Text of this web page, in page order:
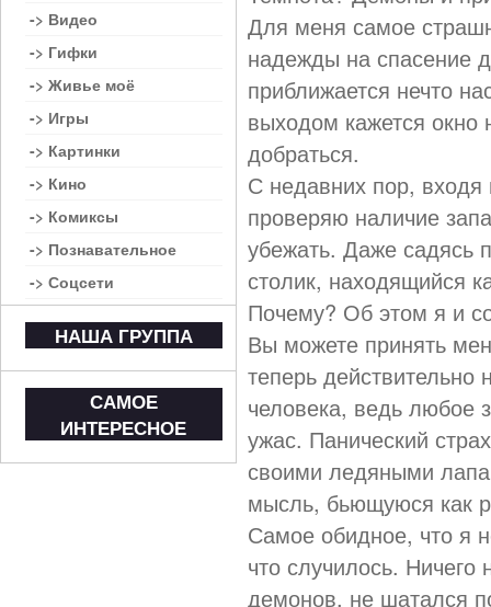
Для меня самое
надежды на спасение
приближается нечто
выходом кажется окно
добраться.
С недавних пор,
проверяю наличие
убежать. Даже садясь
столик, находящийся
Почему? Об этом я и
Вы можете принять
теперь действительно
человека, ведь любое
ужас. Панический
своими ледяными
мысль, бьющуюся как
Самое обидное, что я
что случилось.
демонов, не шатался
-> Видео
-> Гифки
-> Живье моё
-> Игры
-> Картинки
-> Кино
-> Комиксы
-> Познавательное
-> Соцсети
НАША ГРУППА
САМОЕ
ИНТЕРЕСНОЕ